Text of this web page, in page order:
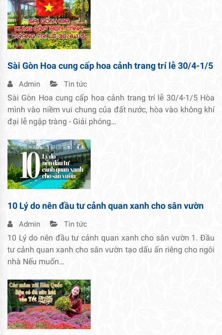
Sài Gòn Hoa cung cấp hoa cảnh trang trí lễ 30/4-1/5
Admin Tin tức
Sài Gòn Hoa cung cấp hoa cảnh trang trí lễ 30/4-1/5 Hòa
mình vào niềm vui chung của đất nước, hòa vào không khí
đại lễ ngập tràng - Giải phóng…
10 Lý do nên đầu tư cảnh quan xanh cho sân vườn
Admin Tin tức
10 Lý do nên đầu tư cảnh quan xanh cho sân vườn 1. Đầu
tư cảnh quan xanh cho sân vườn tạo dấu ấn riêng cho ngôi
nhà Nếu muốn…